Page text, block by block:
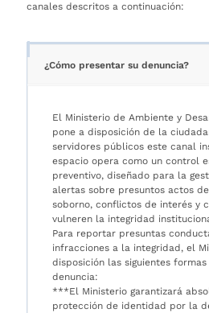
canales descritos a continuación:
¿Cómo presentar su denuncia?
El Ministerio de Ambiente y
pone a disposición de la
servidores públicos este canal
espacio opera como un control
preventivo, diseñado para la
alertas sobre presuntos actos
soborno, conflictos de interés y
vulneren la integridad
Para reportar presuntas
infracciones a la integridad, el
disposición las siguientes
denuncia:
***El Ministerio garantizará
protección de identidad por la